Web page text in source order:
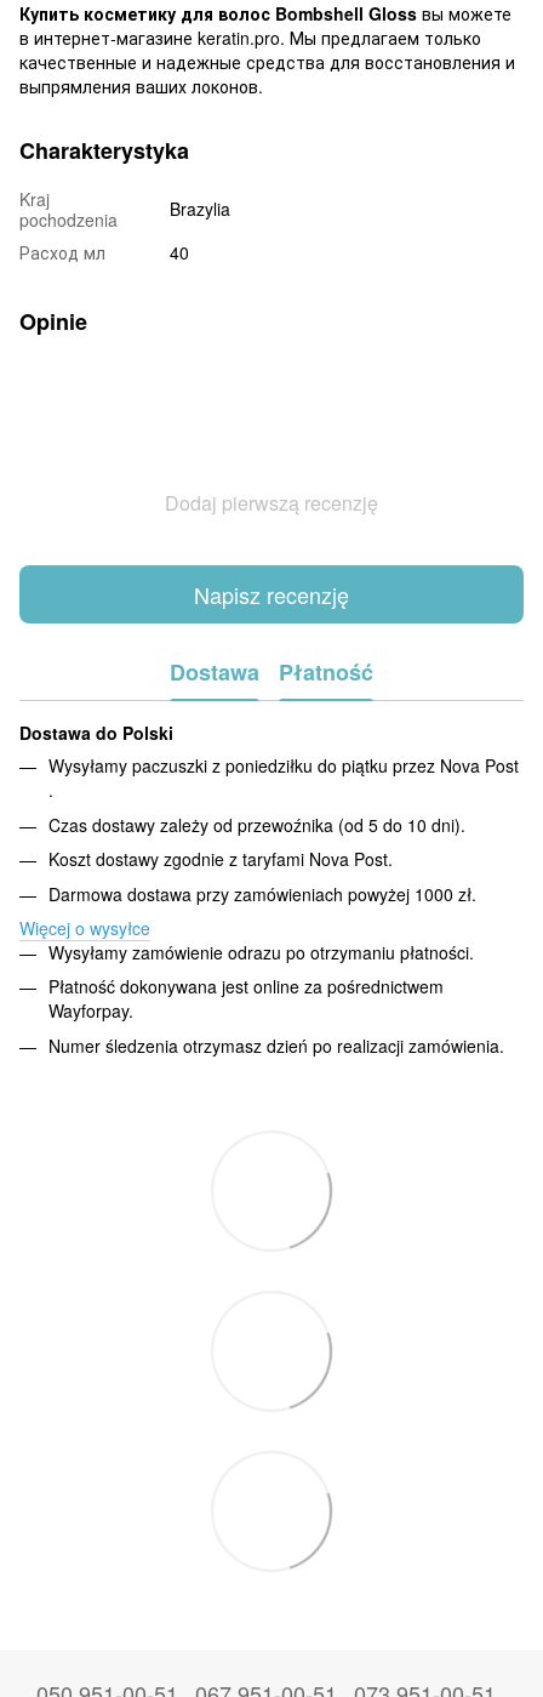
Купить косметику для волос Bombshell Gloss вы можете
в интернет-магазине keratin.pro. Мы предлагаем только
качественные и надежные средства для восстановления и
выпрямления ваших локонов.
Charakterystyka
Kraj
pochodzenia
Brazylia
Расход мл
40
Opinie
Dodaj pierwszą recenzję
Napisz recenzję
Dostawa Płatność
Dostawa do Polski
Wysyłamy paczuszki z poniedziłku do piątku przez Nova Post
.
Czas dostawy zależy od przewoźnika (od 5 do 10 dni).
Koszt dostawy zgodnie z taryfami Nova Post.
Darmowa dostawa przy zamówieniach powyżej 1000 zł.
Więcej o wysyłce
Wysyłamy zamówienie odrazu po otrzymaniu płatności.
Płatność dokonywana jest online za pośrednictwem
Wayforpay.
Numer śledzenia otrzymasz dzień po realizacji zamówienia.